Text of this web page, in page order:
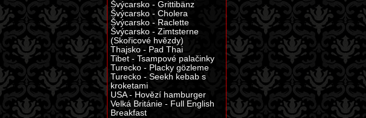
Švýcarsko - Grittibänz
Švýcarsko - Cholera
Švýcarsko - Raclette
Švýcarsko - Zimtsterne
(Skořicové hvězdy)
Thajsko - Pad Thai
Tibet - Tsampové palačinky
Turecko - Placky gözleme
Turecko - Seekh kebab s
kroketami
USA - Hovězí hamburger
Velká Británie - Full English
Breakfast